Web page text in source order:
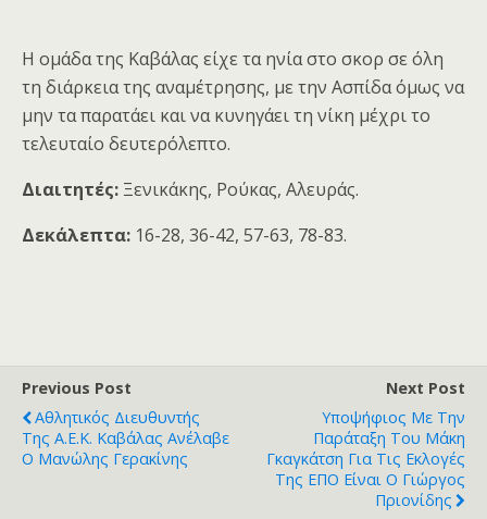
Η ομάδα της Καβάλας είχε τα ηνία στο σκορ σε όλη
τη διάρκεια της αναμέτρησης, με την Ασπίδα όμως να
μην τα παρατάει και να κυνηγάει τη νίκη μέχρι το
τελευταίο δευτερόλεπτο.
Διαιτητές: Ξενικάκης, Ρούκας, Aλευράς.
Δεκάλεπτα: 16-28, 36-42, 57-63, 78-83.
Previous Post
Αθλητικός Διευθυντής
Της Α.Ε.Κ. Καβάλας Ανέλαβε
Ο Μανώλης Γερακίνης
Next Post
Υποψήφιος Με Την
Παράταξη Του Μάκη
Γκαγκάτση Για Τις Εκλογές
Της ΕΠΟ Είναι Ο Γιώργος
Πριονίδης